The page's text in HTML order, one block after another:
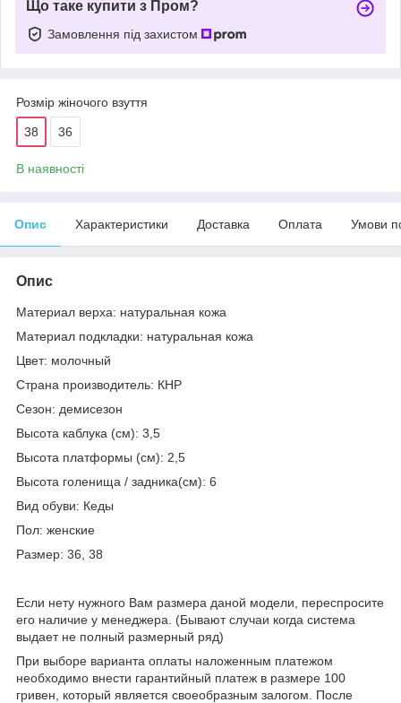
Що таке купити з Пром?
Замовлення під захистом
Розмір жіночого взуття
38 36
В наявності
Опис Характеристики Доставка Оплата Умови
Опис
Материал верха: натуральная кожа
Материал подкладки: натуральная кожа
Цвет: молочный
Страна производитель: КНР
Сезон: демисезон
Высота каблука (см): 3,5
Высота платформы (см): 2,5
Высота голенища / задника(см): 6
Вид обуви: Кеды
Пол: женские
Размер: 36, 38
Если нету нужного Вам размера даной модели, переспросите
его наличие у менеджера. (Бывают случаи когда система
выдает не полный размерный ряд)
При выборе варианта оплаты наложенным платежом
необходимо внести гарантийный платеж в размере 100
гривен, который является своеобразным залогом. После